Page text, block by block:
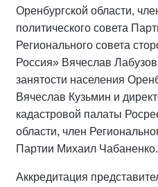
Оренбургской области,
политического совета
Регионального совета
Россия» Вячеслав
занятости населения
Вячеслав Кузьмин и
кадастровой палаты
области, член
Партии Михаил Чабаненко.
Аккредитация